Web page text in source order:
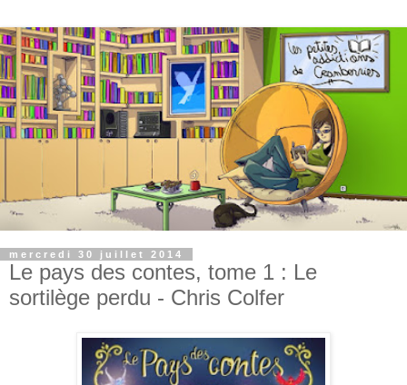
mercredi 30 juillet 2014
Le pays des contes, tome 1 : Le
sortilège perdu - Chris Colfer